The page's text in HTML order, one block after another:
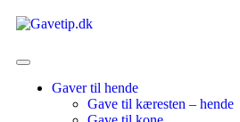
Gaver til hende
Gave til kæresten – hende